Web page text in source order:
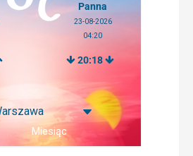
Panna
23-08-2026
04:20
20:18
Miesiąc